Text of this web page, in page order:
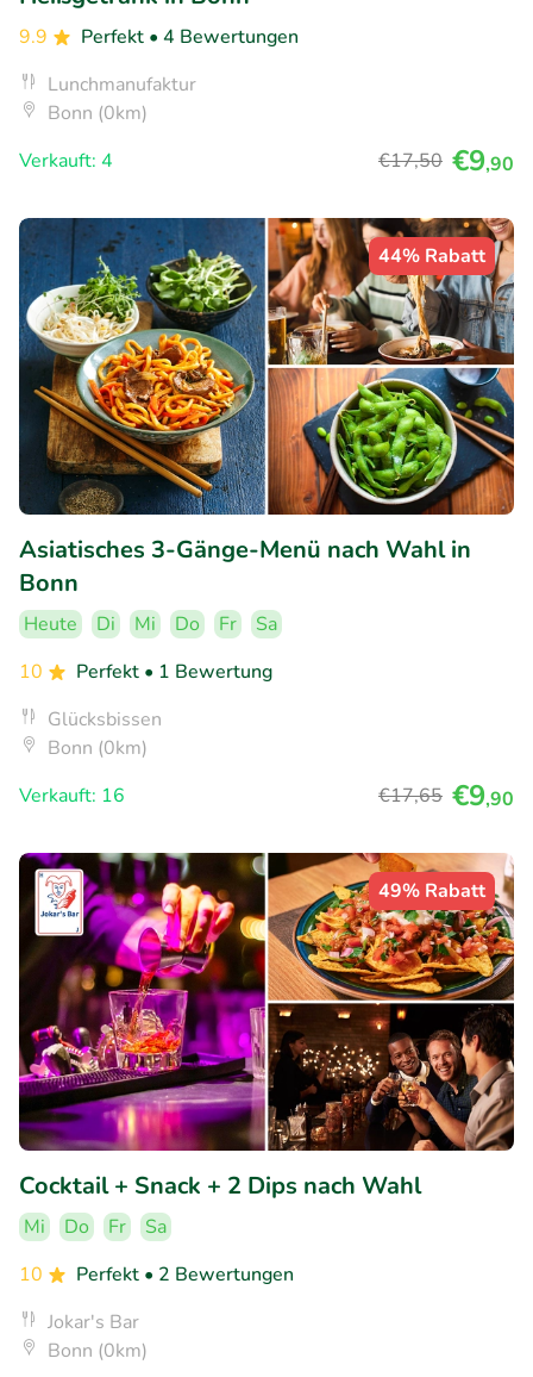
9.9 Perfekt • 4 Bewertungen
Lunchmanufaktur
Bonn (0km)
Verkauft: 4
€17,50 €9,90
44% Rabatt
Asiatisches 3-Gänge-Menü nach Wahl in
Bonn
Heute Di Mi Do Fr
Sa
10
Perfekt • 1 Bewertung
Glücksbissen
Bonn (0km)
Verkauft: 16
€17,65 €9,90
49% Rabatt
Cocktail + Snack + 2 Dips nach Wahl
Mi Do Fr
Sa
10
Perfekt • 2 Bewertungen
Jokar's Bar
Bonn (0km)